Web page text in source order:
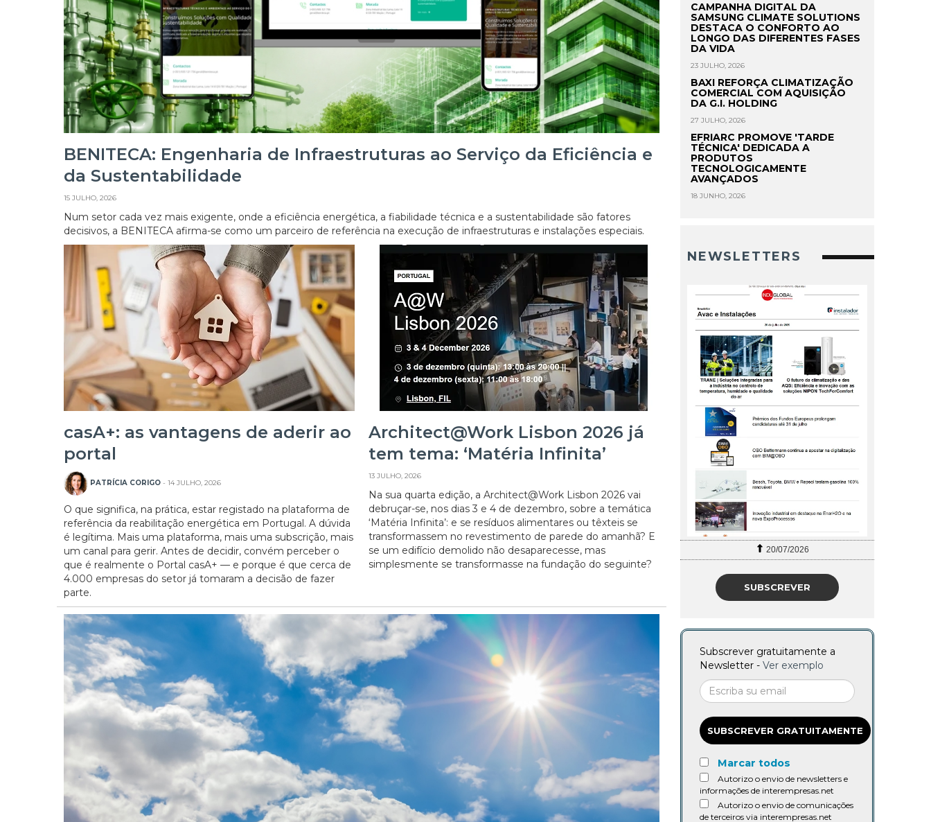
BENITECA: Engenharia de Infraestruturas ao Serviço da Eficiência e
da Sustentabilidade
15 JULHO, 2026
Num setor cada vez mais exigente, onde a eficiência energética, a fiabilidade técnica e a sustentabilidade são fatores
decisivos, a BENITECA afirma-se como um parceiro de referência na execução de infraestruturas e instalações especiais.
casA+: as vantagens de aderir ao
portal
PATRÍCIA CORIGO - 14 JULHO, 2026
O que significa, na prática, estar registado na plataforma de
referência da reabilitação energética em Portugal. A dúvida
é legítima. Mais uma plataforma, mais uma subscrição, mais
um canal para gerir. Antes de decidir, convém perceber o
que é realmente o Portal casA+ — e porque é que cerca de
4.000 empresas do setor já tomaram a decisão de fazer
parte.
Architect@Work Lisbon 2026 já
tem tema: ‘Matéria Infinita’
13 JULHO, 2026
Na sua quarta edição, a Architect@Work Lisbon 2026 vai
debruçar-se, nos dias 3 e 4 de dezembro, sobre a temática
‘Matéria Infinita’: e se resíduos alimentares ou têxteis se
transformassem no revestimento de parede do amanhã? E
se um edifício demolido não desaparecesse, mas
simplesmente se transformasse na fundação do seguinte?
CAMPANHA DIGITAL DA
SAMSUNG CLIMATE SOLUTIONS
DESTACA O CONFORTO AO
LONGO DAS DIFERENTES FASES
DA VIDA
23 JULHO, 2026
BAXI REFORÇA CLIMATIZAÇÃO
COMERCIAL COM AQUISIÇÃO
DA G.I. HOLDING
27 JULHO, 2026
EFRIARC PROMOVE 'TARDE
TÉCNICA' DEDICADA A
PRODUTOS
TECNOLOGICAMENTE
AVANÇADOS
18 JUNHO, 2026
NEWSLETTERS
20/07/2026 27/07/2026
SUBSCREVER
Subscrever gratuitamente a
Newsletter - Ver exemplo
SUBSCREVER GRATUITAMENTE
Marcar todos
Autorizo o envio de newsletters e
informações de interempresas.net
Autorizo o envio de comunicações
de terceiros via interempresas.net